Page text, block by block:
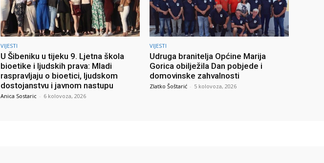
VIJESTI
U Šibeniku u tijeku 9. Ljetna škola
bioetike i ljudskih prava: Mladi
raspravljaju o bioetici, ljudskom
dostojanstvu i javnom nastupu
Anica Sostaric - 6 kolovoza, 2026
VIJESTI
Udruga branitelja Općine Marija
Gorica obilježila Dan pobjede i
domovinske zahvalnosti
Zlatko Šoštarić - 5 kolovoza, 2026